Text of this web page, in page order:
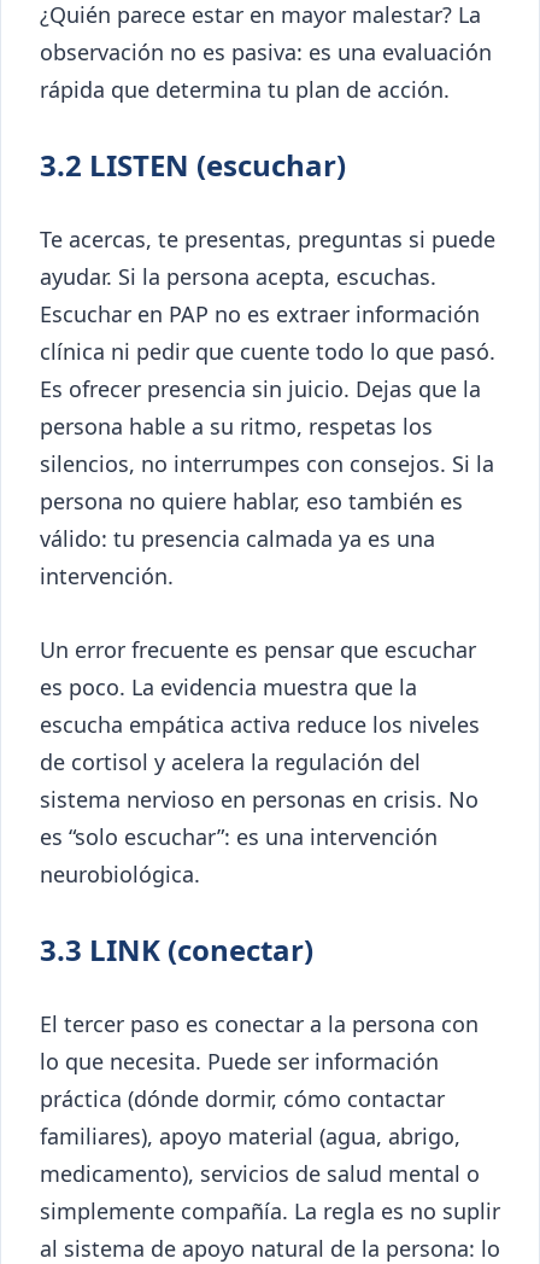
¿Quién parece estar en mayor malestar? La
observación no es pasiva: es una evaluación
rápida que determina tu plan de acción.
3.2 LISTEN (escuchar)
Te acercas, te presentas, preguntas si puede
ayudar. Si la persona acepta, escuchas.
Escuchar en PAP no es extraer información
clínica ni pedir que cuente todo lo que pasó.
Es ofrecer presencia sin juicio. Dejas que la
persona hable a su ritmo, respetas los
silencios, no interrumpes con consejos. Si la
persona no quiere hablar, eso también es
válido: tu presencia calmada ya es una
intervención.
Un error frecuente es pensar que escuchar
es poco. La evidencia muestra que la
escucha empática activa reduce los niveles
de cortisol y acelera la regulación del
sistema nervioso en personas en crisis. No
es “solo escuchar”: es una intervención
neurobiológica.
3.3 LINK (conectar)
El tercer paso es conectar a la persona con
lo que necesita. Puede ser información
práctica (dónde dormir, cómo contactar
familiares), apoyo material (agua, abrigo,
medicamento), servicios de salud mental o
simplemente compañía. La regla es no suplir
al sistema de apoyo natural de la persona: lo